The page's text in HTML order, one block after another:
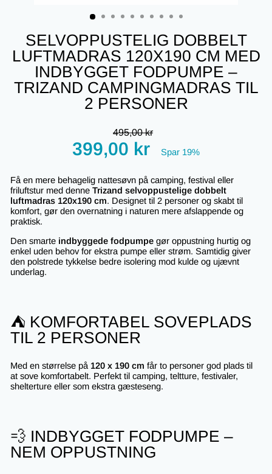
SELVOPPUSTELIG DOBBELT
LUFTMADRAS 120X190 CM MED
INDBYGGET FODPUMPE –
TRIZAND CAMPINGMADRAS TIL
2 PERSONER
Regular
price
495,00 kr
Tilbudspris
399,00 kr Spar 19%
Få en mere behagelig nattesøvn på camping, festival eller
friluftstur med denne Trizand selvoppustelige dobbelt
luftmadras 120x190 cm. Designet til 2 personer og skabt til
komfort, gør den overnatning i naturen mere afslappende og
praktisk.
Den smarte indbyggede fodpumpe gør oppustning hurtig og
enkel uden behov for ekstra pumpe eller strøm. Samtidig giver
den polstrede tykkelse bedre isolering mod kulde og ujævnt
underlag.
⛺ KOMFORTABEL SOVEPLADS
TIL 2 PERSONER
Med en størrelse på 120 x 190 cm får to personer god plads til
at sove komfortabelt. Perfekt til camping, teltture, festivaler,
shelterture eller som ekstra gæsteseng.
💨 INDBYGGET FODPUMPE –
NEM OPPUSTNING